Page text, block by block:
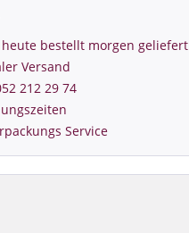
bestellt morgen geliefert
Versand
212 29 74
Service